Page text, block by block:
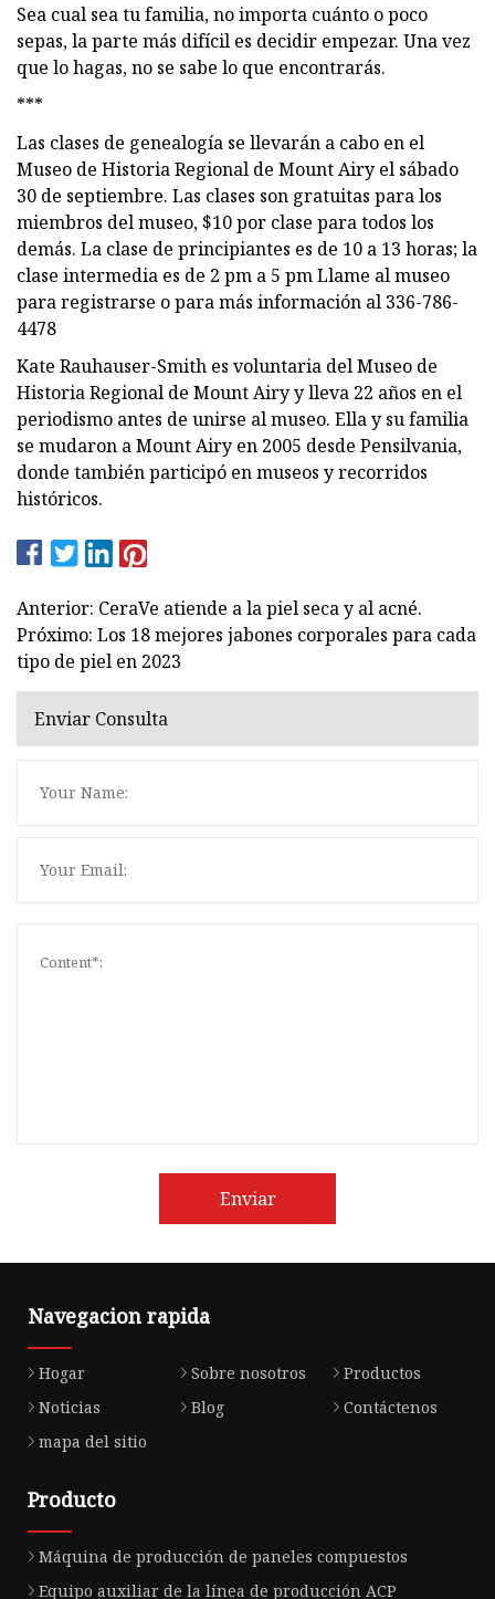
Sea cual sea tu familia, no importa cuánto o poco
sepas, la parte más difícil es decidir empezar. Una vez
que lo hagas, no se sabe lo que encontrarás.
***
Las clases de genealogía se llevarán a cabo en el
Museo de Historia Regional de Mount Airy el sábado
30 de septiembre. Las clases son gratuitas para los
miembros del museo, $10 por clase para todos los
demás. La clase de principiantes es de 10 a 13 horas; la
clase intermedia es de 2 pm a 5 pm Llame al museo
para registrarse o para más información al 336-786-
4478
Kate Rauhauser-Smith es voluntaria del Museo de
Historia Regional de Mount Airy y lleva 22 años en el
periodismo antes de unirse al museo. Ella y su familia
se mudaron a Mount Airy en 2005 desde Pensilvania,
donde también participó en museos y recorridos
históricos.
Anterior: CeraVe atiende a la piel seca y al acné.
Próximo: Los 18 mejores jabones corporales para cada
tipo de piel en 2023
Enviar Consulta
Enviar
Navegacion rapida
Hogar Sobre nosotros
Productos
Noticias
Blog
Contáctenos
mapa del sitio
Producto
Máquina de producción de paneles compuestos
Equipo auxiliar de la línea de producción ACP